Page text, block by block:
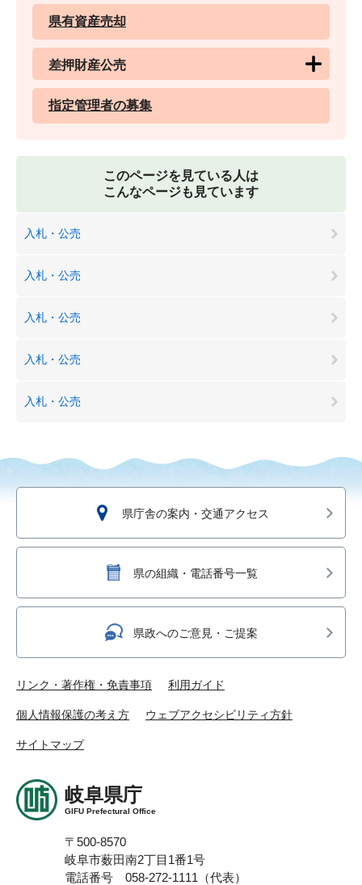
県有資産売却
差押財産公売
指定管理者の募集
このページを見ている人は
こんなページも見ています
入札・公売
入札・公売
入札・公売
入札・公売
入札・公売
県庁舎の案内・交通アクセス
県の組織・電話番号一覧
県政へのご意見・ご提案
リンク・著作権・免責事項 利用ガイド
個人情報保護の考え方 ウェブアクセシビリティ方針
サイトマップ
岐阜県庁
GIFU Prefectural Office
〒500-8570
岐阜市薮田南2丁目1番1号
電話番号 058-272-1111（代表）